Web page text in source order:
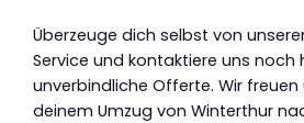
Überzeuge dich selbst von
Service und kontaktiere uns noch
unverbindliche Offerte. Wir
deinem Umzug von Winterthur